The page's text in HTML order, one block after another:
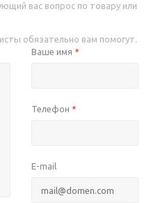
вас вопрос по товару или
обязательно вам помогут.
Ваше имя *
Телефон *
E-mail